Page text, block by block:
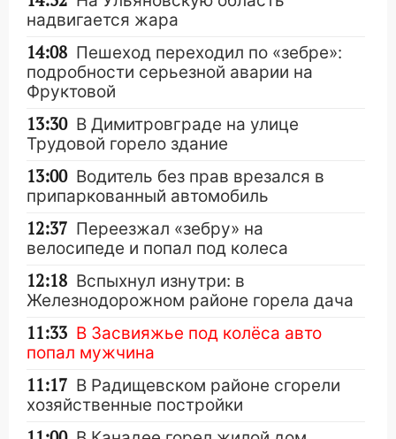
надвигается жара
14:08 Пешеход переходил по «зебре»:
подробности серьезной аварии на
Фруктовой
13:30 В Димитровграде на улице
Трудовой горело здание
13:00 Водитель без прав врезался в
припаркованный автомобиль
12:37 Переезжал «зебру» на
велосипеде и попал под колеса
12:18 Вспыхнул изнутри: в
Железнодорожном районе горела дача
11:33 В Засвияжье под колёса авто
попал мужчина
11:17 В Радищевском районе сгорели
хозяйственные постройки